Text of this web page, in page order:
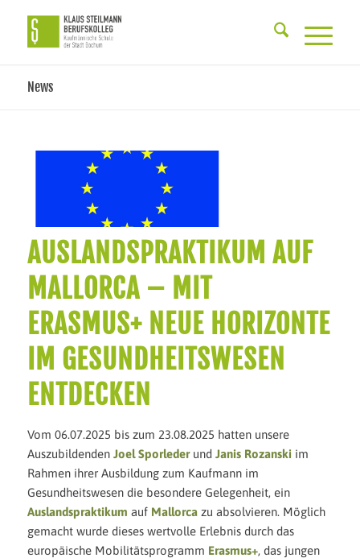
News
AUSLANDSPRAKTIKUM AUF
MALLORCA – MIT
ERASMUS+ NEUE HORIZONTE
IM GESUNDHEITSWESEN
ENTDECKEN
Vom 06.07.2025 bis zum 23.08.2025 hatten unsere
Auszubildenden Joel Sporlederund Janis Rozanskiim
Rahmen ihrer Ausbildung zum Kaufmann im
Gesundheitswesen die besondere Gelegenheit, ein
Auslandspraktikum auf Mallorcazu absolvieren. Möglich
gemacht wurde dieses wertvolle Erlebnis durch das
europäische Mobilitätsprogramm Erasmus+, das jungen